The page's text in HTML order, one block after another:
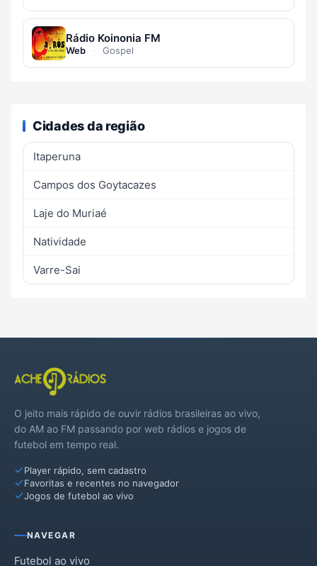
Rádio Koinonia FM
Web · Gospel
Cidades da região
Itaperuna
Campos dos Goytacazes
Laje do Muriaé
Natividade
Varre-Sai
O jeito mais rápido de ouvir rádios brasileiras ao vivo,
do AM ao FM passando por web rádios e jogos de
futebol em tempo real.
Player rápido, sem cadastro
Favoritas e recentes no navegador
Jogos de futebol ao vivo
NAVEGAR
Futebol ao vivo